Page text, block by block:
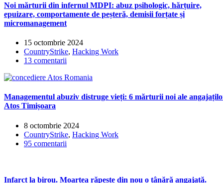
Noi mărturii din infernul MDPI: abuz psihologic, hărțuire,
epuizare, comportamente de peșteră, demisii forțate și
micromanagement
15 octombrie 2024
CountryStrike, Hacking Work
13 comentarii
Managementul abuziv distruge vieți: 6 mărturii noi ale
Atos Timișoara
8 octombrie 2024
CountryStrike, Hacking Work
95 comentarii
Infarct la birou. Moartea răpește din nou o tânără angajată.